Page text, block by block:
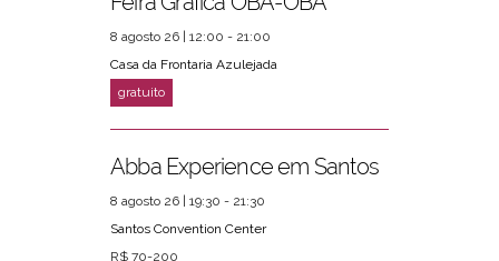
8 agosto 26 | 12:00 - 21:00
Casa da Frontaria Azulejada
Abba Experience em Santos
8 agosto 26 | 19:30 - 21:30
Santos Convention Center
R$ 70-200